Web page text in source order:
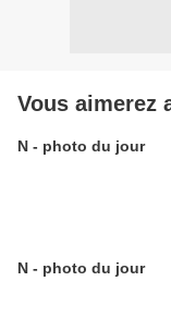
Vous aimerez
N - photo du jour
N - photo du jour